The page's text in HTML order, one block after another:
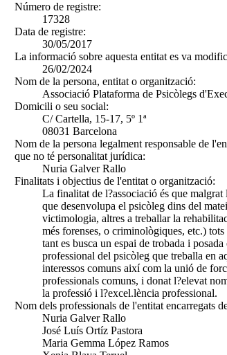
Número de registre:
17328
Data de registre:
30/05/2017
La informació sobre aquesta entitat es va
26/02/2024
Nom de la persona, entitat o organització:
Associació Plataforma de Psicòlegs
Domicili o seu social:
C/ Cartella, 15-17, 5º 1ª
08031 Barcelona
Nom de la persona legalment responsable de
que no té personalitat jurídica:
Nuria Galver Rallo
Finalitats i objectius de l'entitat o organització:
La finalitat de l?associació és que
que desenvolupa el psicòleg dins del
victimologia, altres a treballar la
més forenses, o criminològiques, etc.)
tant es busca un espai de trobada i
professional del psicòleg que treballa en
interessos comuns així com la unió de
professionals comuns, i donat l?elevat
la professió i l?excel.lència professional.
Nom dels professionals de l'entitat encarregats
Nuria Galver Rallo
José Luís Ortíz Pastora
Maria Gemma López Ramos